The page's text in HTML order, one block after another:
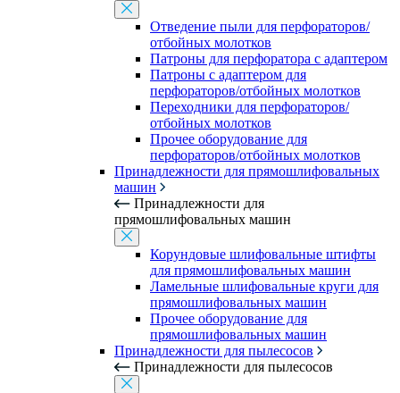
Отведение пыли для перфораторов/
отбойных молотков
Патроны для перфоратора с адаптером
Патроны с адаптером для
перфораторов/отбойных молотков
Переходники для перфораторов/
отбойных молотков
Прочее оборудование для
перфораторов/отбойных молотков
Принадлежности для прямошлифовальных
машин
Принадлежности для
прямошлифовальных машин
Корундовые шлифовальные штифты
для прямошлифовальных машин
Ламельные шлифовальные круги для
прямошлифовальных машин
Прочее оборудование для
прямошлифовальных машин
Принадлежности для пылесосов
Принадлежности для пылесосов